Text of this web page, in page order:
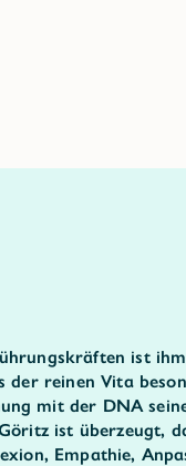
ist
der reinen Vita
mit der DNA
ist überzeugt,
Empathie,